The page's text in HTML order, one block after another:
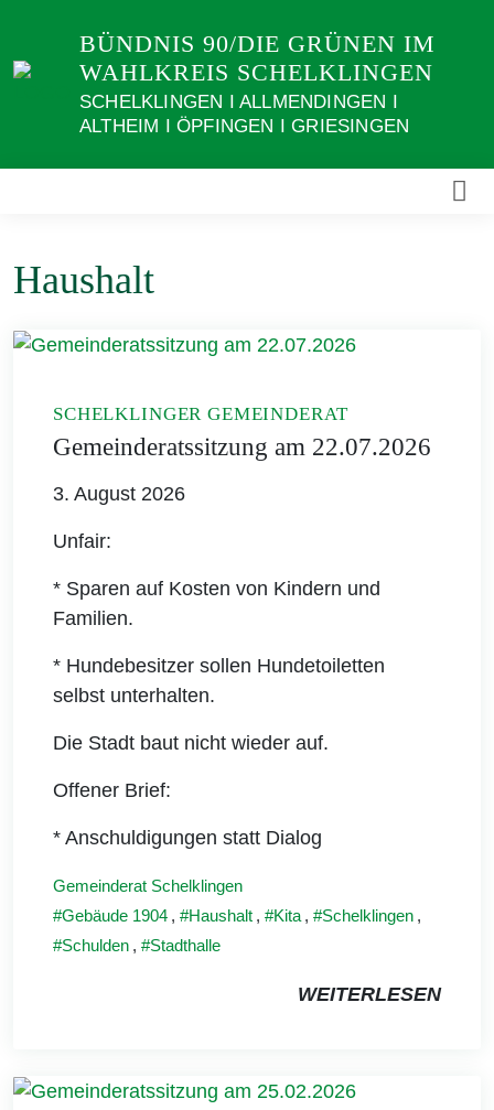
Inhalt
BÜNDNIS 90/DIE GRÜNEN IM
WAHLKREIS SCHELKLINGEN
SCHELKLINGEN I ALLMENDINGEN I
ALTHEIM I ÖPFINGEN I GRIESINGEN
Haushalt
SCHELKLINGER GEMEINDERAT
Gemeinderatssitzung am 22.07.2026
3. August 2026
Unfair:
* Sparen auf Kosten von Kindern und
Familien.
* Hundebesitzer sollen Hundetoiletten
selbst unterhalten.
Die Stadt baut nicht wieder auf.
Offener Brief:
* Anschuldigungen statt Dialog
Gemeinderat Schelklingen
Gebäude 1904 , Haushalt , Kita , Schelklingen ,
Schulden , Stadthalle
WEITERLESEN